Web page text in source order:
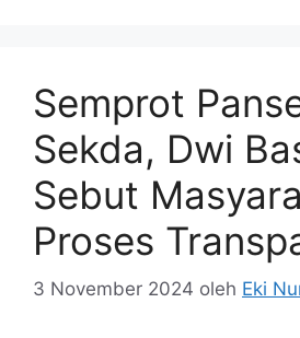
Semprot
Sekda, Dwi
Sebut
Proses
3 November 2024 oleh Eki